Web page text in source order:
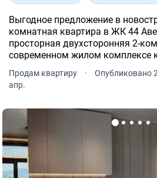
Выгодное предложение в
комнатная квартира в ЖК 44 Авеню
просторная двухсторонняя 2-
современном жилом комплексе
проживания, так и для инвестиции Площа 58,
Продам квартиру · Опубликовано
апр.